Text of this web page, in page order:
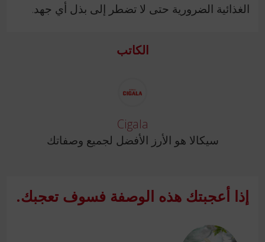
الغذائية الضرورية حتى لا تضطر إلى بذل أي جهد.
الكاتب
Cigala
سيكالا هو الأرز الأفضل لجميع وصفاتك
إذا أعجبتك هذه الوصفة فسوف تعجبك.